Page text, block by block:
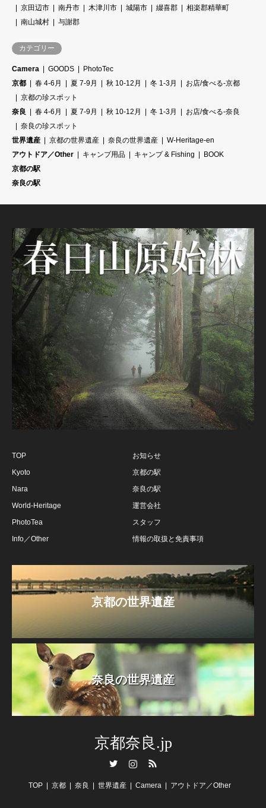
京田辺市
南丹市 木津川市 城陽市 綴喜郡
相楽郡精華町
南山城村
与謝郡
カテゴリー
Camera GOODS
PhotoTec
京都
春 4-6月 夏 7-9月 秋 10-12月 冬 1-3月
お店/食べる-京都
京都の珍スポット
奈良
春 4-6月 夏 7-9月 秋 10-12月 冬 1-3月
お店/食べる-奈良
奈良の珍スポット
世界遺産
京都の世界遺産 奈良の世界遺産
W-Heritage-en
アウトドア／Other
キャンプ用品 キャンプ & Fishing
BOOK
京都の駅
奈良の駅
TOP
Kyoto
Nara
World-Heritage
PhotoTea
Info／Other
お知らせ
京都の駅
奈良の駅
運営会社
スタッフ
情報の取扱と免責事項
京都の世界遺産
奈良の世界遺産
京都奈良.jp
TOP 京都 奈良 世界遺産 Camera アウトドア／Other